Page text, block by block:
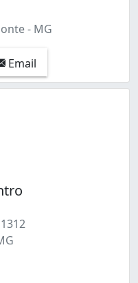
- MG
Email